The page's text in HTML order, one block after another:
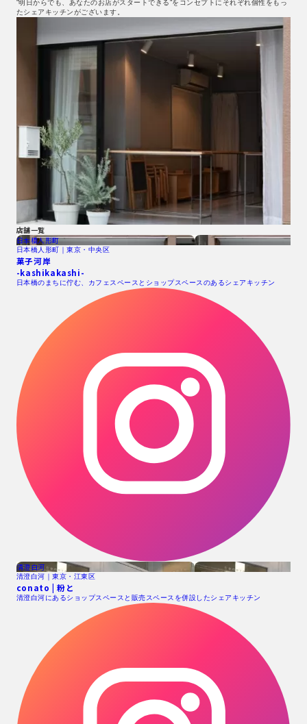
”明日からでも、あなたのお店がスタートできる”をコンセプトにそれぞれ個性をもっ
たシェアキッチンがございます。
店舗一覧
日本橋人形町
日本橋人形町｜東京・中央区
菓子河岸
-kashikakashi-
日本橋のまちに佇む、カフェスペースとショップスペースのあるシェアキッチン
清澄白河
清澄白河｜東京・江東区
conato | 粉と
清澄白河にあるショップスペースと販売スペースを併設したシェアキッチン